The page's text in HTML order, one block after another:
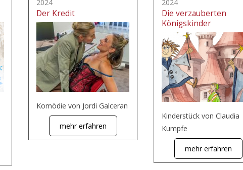
2024
Der Kredit
Komödie von Jordi Galceran
mehr erfahren
2024
Die verzauberten
Königskinder
Kinderstück von Claudia
Kumpfe
mehr erfahren